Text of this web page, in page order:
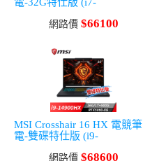
SSD/RTX5060-8G/Win11)
網路價 $66100
MSI Crosshair 16 HX 電競筆
電-雙碟特仕版 (i9-
060-8G/Win11)
網路價 $68600